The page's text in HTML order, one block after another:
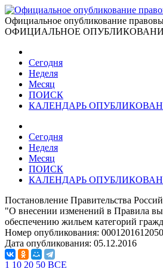
Официальное опубликование
ОФИЦИАЛЬНОЕ
Сегодня
Неделя
Месяц
ПОИСК
КАЛЕНДАРЬ
Сегодня
Неделя
Месяц
ПОИСК
КАЛЕНДАРЬ
Постановление Правительства
"О внесении изменений в Правила
обеспечению жильем категорий
Номер опубликования:
Дата опубликования: 05.12.2016
1 10 20 50 ВСЕ